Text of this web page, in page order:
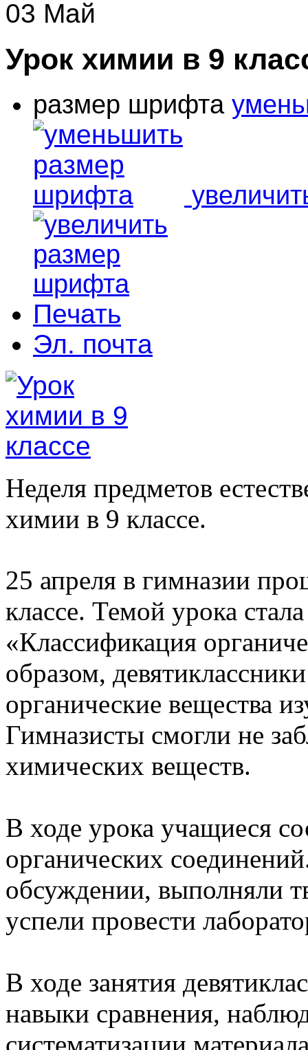
03 Май
Урок химии в 9
размер шрифта
Печать
Эл. почта
Неделя предметов
химии в 9 классе.
25 апреля в гимназии
классе. Темой урока стала
«Классификация
образом,
органические вещества
Гимназисты смогли не
химических веществ.
В ходе урока учащиеся
органических
обсуждении, выполняли
успели провести
В ходе занятия
навыки сравнения,